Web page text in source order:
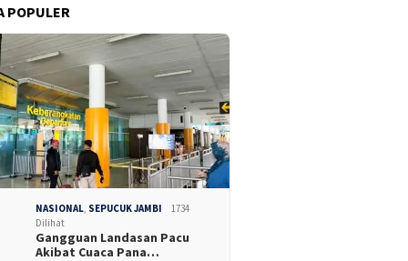
POPULER
NASIONAL SEPUCUK JAMBI
1734
Dilihat
Gangguan Landasan Pacu
Akibat Cuaca Pana…